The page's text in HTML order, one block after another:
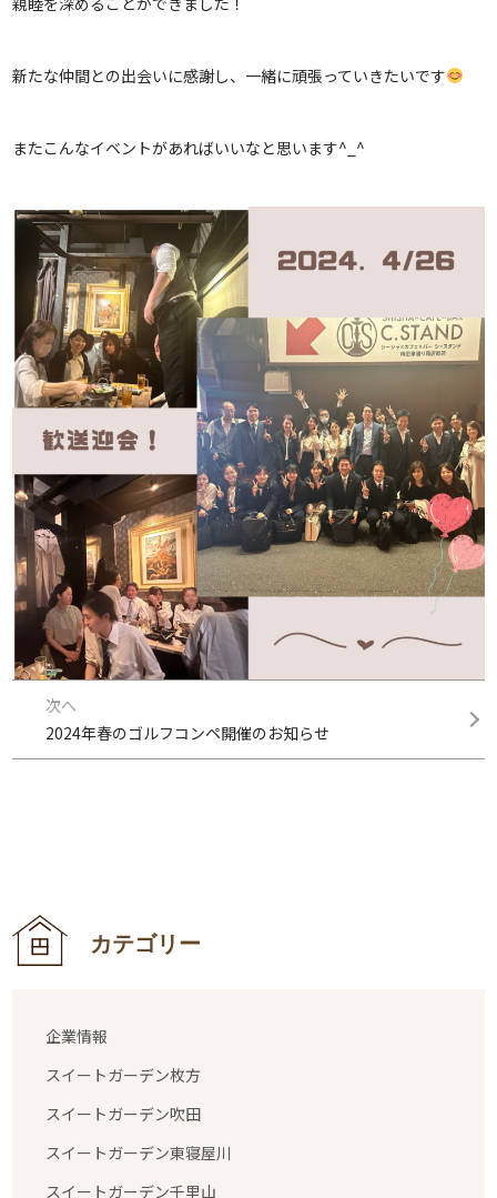
新たな仲間との出会いに感謝し、一緒に頑張っていきたいです
またこんなイベントがあればいいなと思います^_^
次へ
2024年春のゴルフコンペ開催のお知らせ
カテゴリー
企業情報
スイートガーデン枚方
スイートガーデン吹田
スイートガーデン東寝屋川
スイートガーデン千里山